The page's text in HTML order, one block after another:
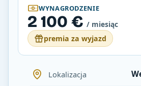
WYNAGRODZENIE
2 100 € / miesiąc
premia za wyjazd
Lokalizacja